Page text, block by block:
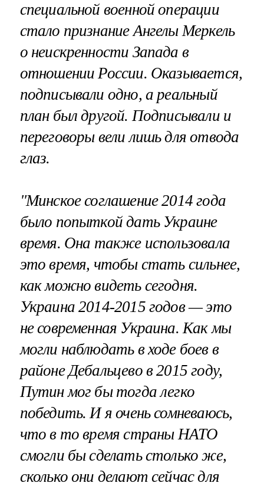
специальной военной операции
стало признание Ангелы Меркель
о неискренности Запада в
отношении России. Оказывается,
подписывали одно, а реальный
план был другой. Подписывали и
переговоры вели лишь для отвода
глаз.
"Минское соглашение 2014 года
было попыткой дать Украине
время. Она также использовала
это время, чтобы стать сильнее,
как можно видеть сегодня.
Украина 2014-2015 годов — это
не современная Украина. Как мы
могли наблюдать в ходе боев в
районе Дебальцево в 2015 году,
Путин мог бы тогда легко
победить. И я очень сомневаюсь,
что в то время страны НАТО
смогли бы сделать столько же,
сколько они делают сейчас для